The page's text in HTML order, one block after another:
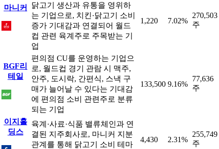
마니커
닭고기 생산과 유통을 영위하
는 기업으로, 치킨·닭고기 소비
증가 기대감과 연결되어 월드
컵 관련 육계주로 주목받는 기
업
1,220 7.02%
270,503
주
BGF리
테일
편의점 CU를 운영하는 기업으
로, 월드컵 경기 관람 시 맥주,
안주, 도시락, 간편식, 스낵 구
매가 늘어날 수 있다는 기대감
에 편의점 소비 관련주로 분류
되는 기업
133,500 9.16%
77,636
주
이지홀
딩스
육계·사료·식품 밸류체인과 연
결된 지주회사로, 마니커 지분
관계를 통해 닭고기 소비 테마
4,430 2.31%
255,749
주